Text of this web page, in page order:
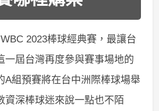
2023棒球經典賽，最讓台
一屆台灣再度參與賽事場地的
A組預賽將在台中洲際棒球場舉
資深棒球迷來說一點也不陌